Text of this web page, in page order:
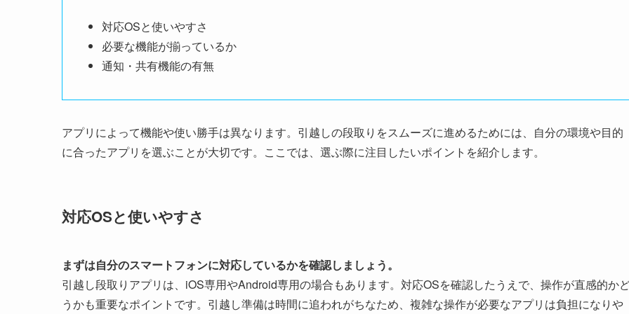
対応OSと使いやすさ
必要な機能が揃っているか
通知・共有機能の有無
アプリによって機能や使い勝手は異なります。引越しの段取りをスムーズに進めるためには、自分の環境や目的
に合ったアプリを選ぶことが大切です。ここでは、選ぶ際に注目したいポイントを紹介します。
対応OSと使いやすさ
まずは自分のスマートフォンに対応しているかを確認しましょう。
引越し段取りアプリは、iOS専用やAndroid専用の場合もあります。対応OSを確認したうえで、操作が直感的か
うかも重要なポイントです。引越し準備は時間に追われがちなため、複雑な操作が必要なアプリは負担になりや